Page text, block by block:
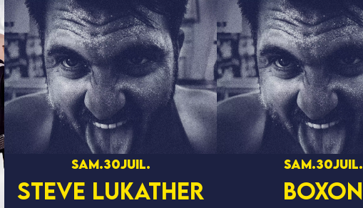
sam.30juil.
STEVE LUKATHER
sam.30juil.
BOXON